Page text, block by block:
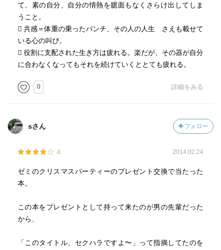
て、素の自分、自分の情熱を臆面もなくさらけ出してしま
うこと。
 共感＝体重の乗ったパンチ、その人の人生 さえも載せて
いる心の叫び。
 役割に支配された生き方は疲れる。楽だが、その器が自分
に合わなくなってもそれを続けていくととても疲れる。
0 詳細をみる
sさん フォロー
4 2014.02.24
ゼミのクリスマスパーティーのプレゼント交換で当たった
本。
この本をプレゼントとして持って来たのが男の先輩だった
から、
「このタイトル、セクハラですよ〜」って指摘してたのを